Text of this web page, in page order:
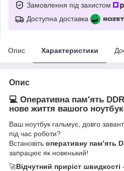
Замовлення під захистом
Доступна доставка
Опис Характеристики
Опис
💻 Оперативна пам'ять
нове життя вашого
Ваш ноутбук гальмує, довго
під час роботи?
Встановіть оперативну пам’ять
запрацює як новенький!
🚀Відчутний приріст швидкості